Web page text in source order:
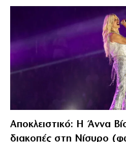
Αποκλειστικό: Η Άννα
διακοπές στη Νίσυρο